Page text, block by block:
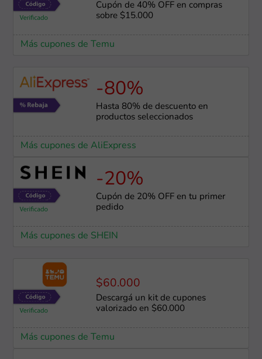
Cupón de 40% OFF en compras
sobre $15.000
Más cupones de Temu
-80%
Hasta 80% de descuento en
productos seleccionados
Más cupones de AliExpress
-20%
Cupón de 20% OFF en tu primer
pedido
Más cupones de SHEIN
$60.000
Descargá un kit de cupones
valorizado en $60.000
Más cupones de Temu